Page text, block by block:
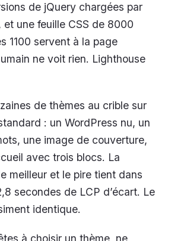
de jQuery chargées par
et une feuille CSS de 8000
1100 servent à la page
ne voit rien. Lighthouse
de thèmes au crible sur
: un WordPress nu, un
une image de couverture,
avec trois blocs. La
meilleur et le pire tient dans
secondes de LCP d’écart. Le
identique.
à choisir un thème, ne